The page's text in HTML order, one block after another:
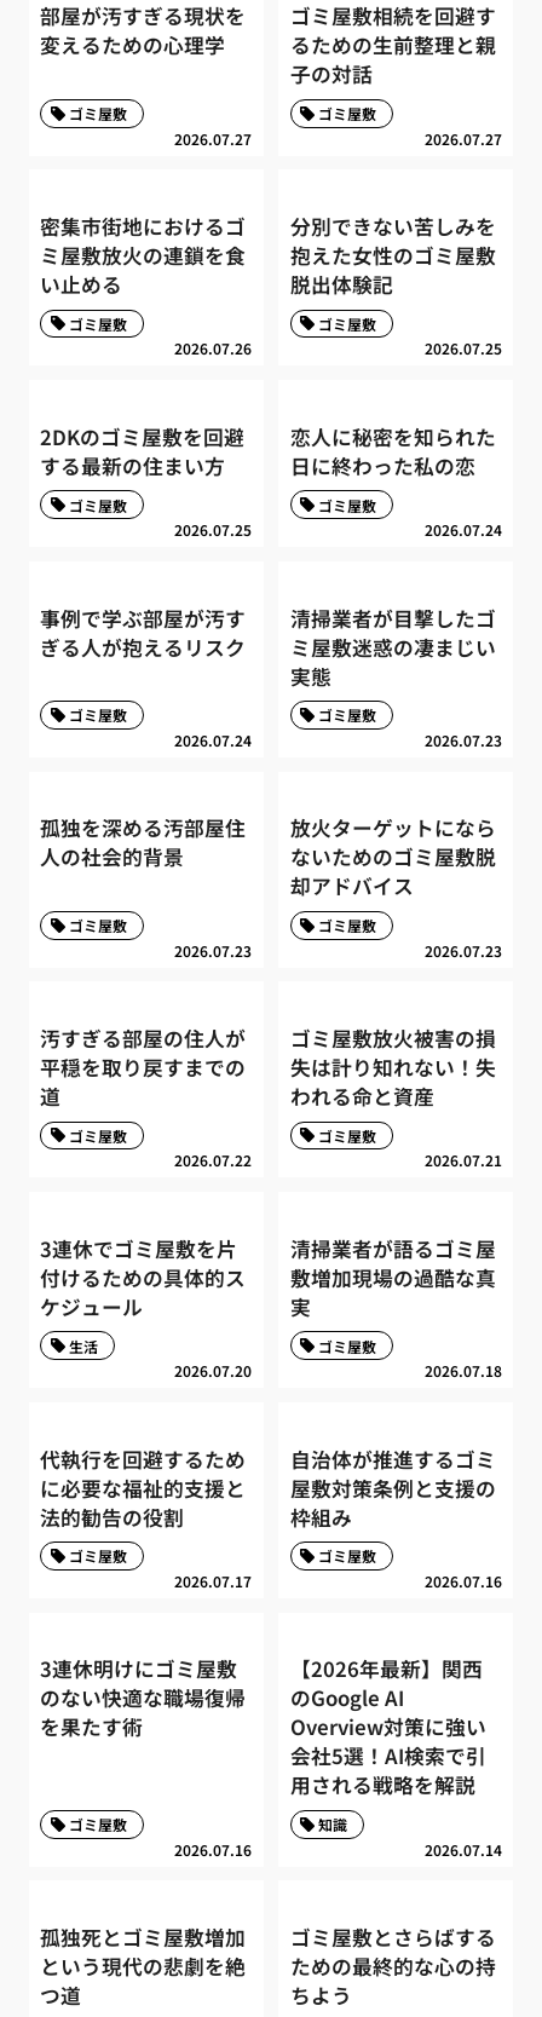
部屋が汚すぎる現状を
変えるための心理学
2026.07.27
ゴミ屋敷
ゴミ屋敷相続を回避す
るための生前整理と親
子の対話
2026.07.27
ゴミ屋敷
密集市街地におけるゴ
ミ屋敷放火の連鎖を食
い止める
2026.07.26
ゴミ屋敷
分別できない苦しみを
抱えた女性のゴミ屋敷
脱出体験記
2026.07.25
ゴミ屋敷
2DKのゴミ屋敷を回避
する最新の住まい方
2026.07.25
ゴミ屋敷
恋人に秘密を知られた
日に終わった私の恋
2026.07.24
ゴミ屋敷
事例で学ぶ部屋が汚す
ぎる人が抱えるリスク
2026.07.24
ゴミ屋敷
清掃業者が目撃したゴ
ミ屋敷迷惑の凄まじい
実態
2026.07.23
ゴミ屋敷
孤独を深める汚部屋住
人の社会的背景
2026.07.23
ゴミ屋敷
放火ターゲットになら
ないためのゴミ屋敷脱
却アドバイス
2026.07.23
ゴミ屋敷
汚すぎる部屋の住人が
平穏を取り戻すまでの
道
2026.07.22
ゴミ屋敷
ゴミ屋敷放火被害の損
失は計り知れない！失
われる命と資産
2026.07.21
ゴミ屋敷
3連休でゴミ屋敷を片
付けるための具体的ス
ケジュール
2026.07.20
生活
清掃業者が語るゴミ屋
敷増加現場の過酷な真
実
2026.07.18
ゴミ屋敷
代執行を回避するため
に必要な福祉的支援と
法的勧告の役割
2026.07.17
ゴミ屋敷
自治体が推進するゴミ
屋敷対策条例と支援の
枠組み
2026.07.16
ゴミ屋敷
3連休明けにゴミ屋敷
のない快適な職場復帰
を果たす術
2026.07.16
ゴミ屋敷
【2026年最新】関西
のGoogle AI
Overview対策に強い
会社5選！AI検索で引
用される戦略を解説
2026.07.14
知識
孤独死とゴミ屋敷増加
という現代の悲劇を絶
つ道
ゴミ屋敷とさらばする
ための最終的な心の持
ちよう